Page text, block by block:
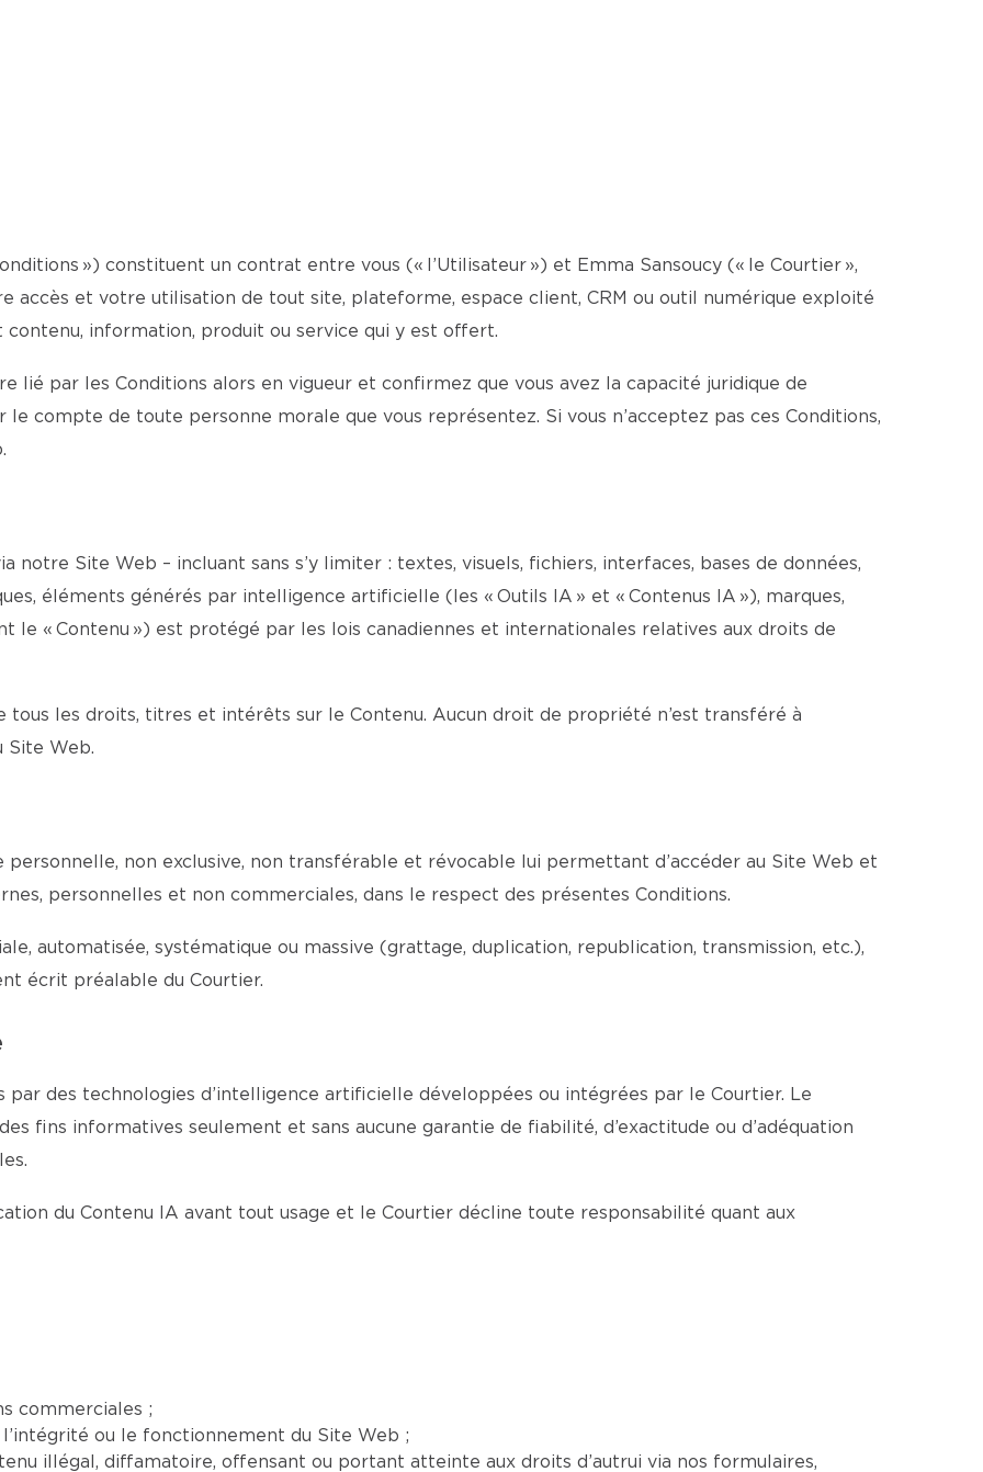
») constituent un contrat entre vous (« l’Utilisateur ») et Emma Sansoucy (« le Courtier »,
accès et votre utilisation de tout site, plateforme, espace client, CRM ou outil numérique exploité
information, produit ou service qui y est offert.
lié par les Conditions alors en vigueur et confirmez que vous avez la capacité juridique de
compte de toute personne morale que vous représentez. Si vous n’acceptez pas ces Conditions,
notre Site Web – incluant sans s’y limiter : textes, visuels, fichiers, interfaces, bases de données,
éléments générés par intelligence artificielle (les « Outils IA » et « Contenus IA »), marques,
le « Contenu ») est protégé par les lois canadiennes et internationales relatives aux droits de
tous les droits, titres et intérêts sur le Contenu. Aucun droit de propriété n’est transféré à
Site Web.
personnelle, non exclusive, non transférable et révocable lui permettant d’accéder au Site Web et
personnelles et non commerciales, dans le respect des présentes Conditions.
automatisée, systématique ou massive (grattage, duplication, republication, transmission, etc.),
écrit préalable du Courtier.
des technologies d’intelligence artificielle développées ou intégrées par le Courtier. Le
fins informatives seulement et sans aucune garantie de fiabilité, d’exactitude ou d’adéquation
du Contenu IA avant tout usage et le Courtier décline toute responsabilité quant aux
commerciales ;
ou le fonctionnement du Site Web ;
illégal, diffamatoire, offensant ou portant atteinte aux droits d’autrui via nos formulaires,